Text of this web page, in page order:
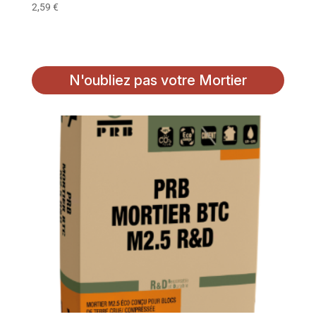
2,59 €
N'oubliez pas votre Mortier